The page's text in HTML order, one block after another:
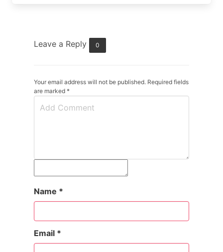
Leave a Reply 0
Your email address will not be published. Required fields
are marked *
Name *
Email *